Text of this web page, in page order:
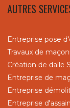
AUTRES
Entreprise pose
Travaux de
Création de dalle
Entreprise de
Entreprise
Entreprise